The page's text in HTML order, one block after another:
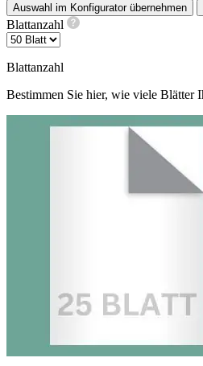
Auswahl im Konfigurator übernehmen
Blattanzahl
Blattanzahl
Bestimmen Sie hier, wie viele Blätter